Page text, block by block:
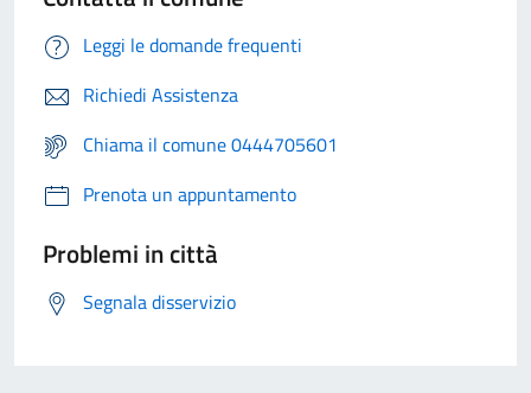
Leggi le domande frequenti
Richiedi Assistenza
Chiama il comune 0444705601
Prenota un appuntamento
Problemi in città
Segnala disservizio